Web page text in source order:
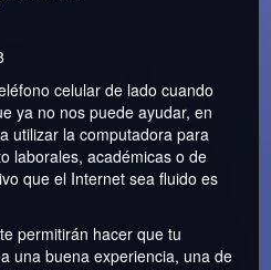
celular de lado cuando
ya no nos puede ayudar, en
utilizar la computadora para
laborales, académicas o de
que el Internet sea fluido es
permitirán hacer que tu
una buena experiencia, una de